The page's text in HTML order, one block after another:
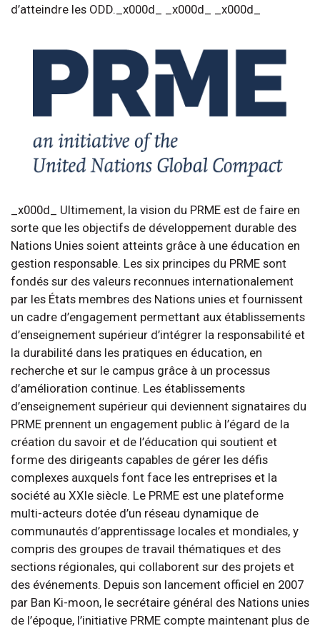
d’atteindre les ODD._x000d_ _x000d_ _x000d_
_x000d_ Ultimement, la vision du PRME est de faire en
sorte que les objectifs de développement durable des
Nations Unies soient atteints grâce à une éducation en
gestion responsable. Les six principes du PRME sont
fondés sur des valeurs reconnues internationalement
par les États membres des Nations unies et fournissent
un cadre d’engagement permettant aux établissements
d’enseignement supérieur d’intégrer la responsabilité et
la durabilité dans les pratiques en éducation, en
recherche et sur le campus grâce à un processus
d’amélioration continue. Les établissements
d’enseignement supérieur qui deviennent signataires du
PRME prennent un engagement public à l’égard de la
création du savoir et de l’éducation qui soutient et
forme des dirigeants capables de gérer les défis
complexes auxquels font face les entreprises et la
société au XXIe siècle. Le PRME est une plateforme
multi-acteurs dotée d’un réseau dynamique de
communautés d’apprentissage locales et mondiales, y
compris des groupes de travail thématiques et des
sections régionales, qui collaborent sur des projets et
des événements. Depuis son lancement officiel en 2007
par Ban Ki-moon, le secrétaire général des Nations unies
de l’époque, l’initiative PRME compte maintenant plus de